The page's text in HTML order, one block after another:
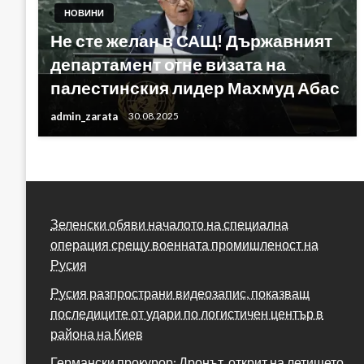
НОВИНИ
Не сте желан в САЩ! Държавният
департамент отне визата на
палестинския лидер Махмуд Абас
admin_zarata 30.08.2025
Зеленски обяви началото на специална
операция срещу военната промишленост на
Русия
Русия разпространи видеозапис, показващ
последиците от удари по логистичен център в
района на Киев